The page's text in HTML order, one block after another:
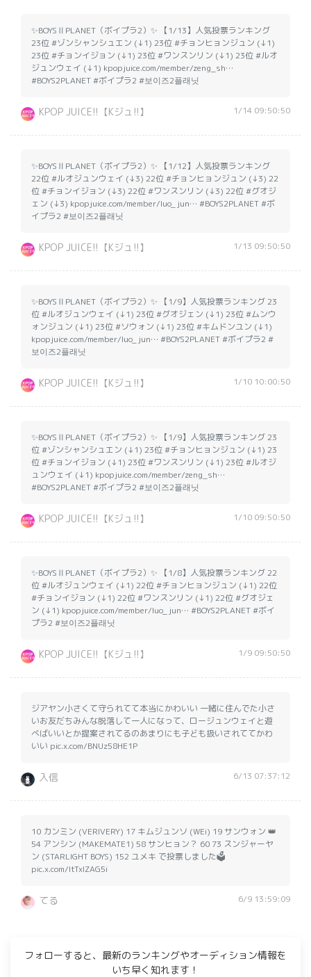
✨BOYSⅡPLANET（ボイプラ2）✨ 【1/13】人気投票ランキング
23位 #ゾンシャンシュエン (↓1) 23位 #チョンヒョンジュン (↓1)
23位 #チョンイジョン (↓1) 23位 #ワンスンリン (↓1) 23位 #ルオ
ジュンウェイ (↓1) kpopjuice.com/member/zeng_sh…
#BOYS2PLANET #ボイプラ2 #보이즈2플래닛
KPOP JUICE!!【Kジュ!!】 1/14 09:50:50
✨BOYSⅡPLANET（ボイプラ2）✨ 【1/12】人気投票ランキング
22位 #ルオジュンウェイ (↓3) 22位 #チョンヒョンジュン (↓3) 22
位 #チョンイジョン (↓3) 22位 #ワンスンリン (↓3) 22位 #グオジ
ェン (↓3) kpopjuice.com/member/luo_jun… #BOYS2PLANET #ボ
イプラ2 #보이즈2플래닛
KPOP JUICE!!【Kジュ!!】 1/13 09:50:50
✨BOYSⅡPLANET（ボイプラ2）✨ 【1/9】人気投票ランキング 23
位 #ルオジュンウェイ (↓1) 23位 #グオジェン (↓1) 23位 #ムンウ
ォンジュン (↓1) 23位 #ソウォン (↓1) 23位 #キムドンユン (↓1)
kpopjuice.com/member/luo_jun… #BOYS2PLANET #ボイプラ2 #
보이즈2플래닛
KPOP JUICE!!【Kジュ!!】 1/10 10:00:50
✨BOYSⅡPLANET（ボイプラ2）✨ 【1/9】人気投票ランキング 23
位 #ゾンシャンシュエン (↓1) 23位 #チョンヒョンジュン (↓1) 23
位 #チョンイジョン (↓1) 23位 #ワンスンリン (↓1) 23位 #ルオジ
ュンウェイ (↓1) kpopjuice.com/member/zeng_sh…
#BOYS2PLANET #ボイプラ2 #보이즈2플래닛
KPOP JUICE!!【Kジュ!!】 1/10 09:50:50
✨BOYSⅡPLANET（ボイプラ2）✨ 【1/8】人気投票ランキング 22
位 #ルオジュンウェイ (↓1) 22位 #チョンヒョンジュン (↓1) 22位
#チョンイジョン (↓1) 22位 #ワンスンリン (↓1) 22位 #グオジェ
ン (↓1) kpopjuice.com/member/luo_jun… #BOYS2PLANET #ボイ
プラ2 #보이즈2플래닛
KPOP JUICE!!【Kジュ!!】 1/9 09:50:50
ジアヤン小さくて守られてて本当にかわいい 一緒に住んでた小さ
いお友だちみんな脱落して一人になって、ロージュンウェイと遊
べばいいとか提案されてるのあまりにも子ども扱いされててかわ
いい pic.x.com/BNUz58HE1P
入信 6/13 07:37:12
10 カンミン (VERIVERY) 17 キムジュンソ (WEi) 19 サンウォン 👑
54 アンシン (MAKEMATE1) 58 サンヒョン？ 60 73 スンジャーヤ
ン (STARLIGHT BOYS) 152 ユメキ で投票しました🗳️
pic.x.com/ItTxIZAG5i
てる 6/9 13:59:09
フォローすると、最新のランキングやオーディション情報を
いち早く知れます！